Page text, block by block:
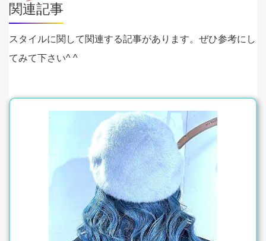
関連記事
スタイルに関して関連する記事があります。ぜひ参考にし
てみて下さい^ ^